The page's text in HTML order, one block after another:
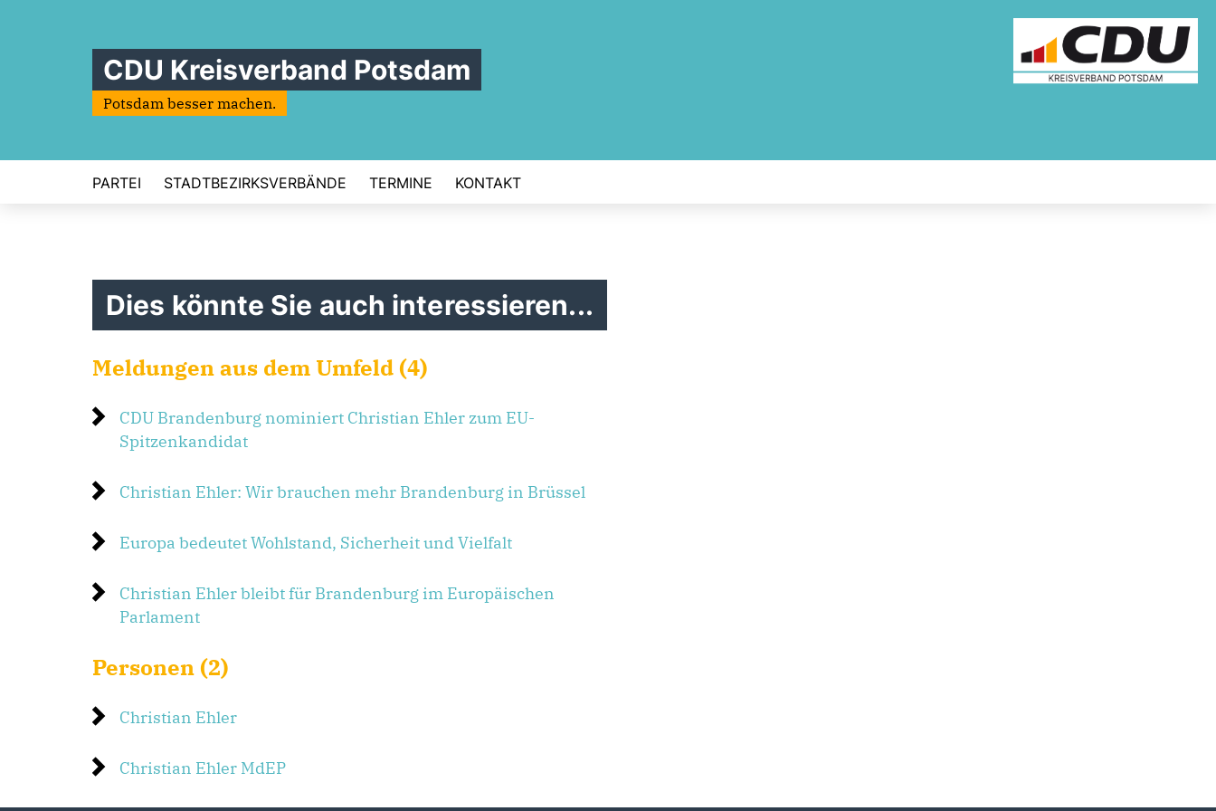
CDU Kreisverband Potsdam
Potsdam besser machen.
PARTEI STADTBEZIRKSVERBÄNDE TERMINE KONTAKT
Dies könnte Sie auch interessieren...
Meldungen aus dem Umfeld (4)
CDU Brandenburg nominiert Christian Ehler zum EU-
Spitzenkandidat
Christian Ehler: Wir brauchen mehr Brandenburg in Brüssel
Europa bedeutet Wohlstand, Sicherheit und Vielfalt
Christian Ehler bleibt für Brandenburg im Europäischen
Parlament
Personen (2)
Christian Ehler
Christian Ehler MdEP